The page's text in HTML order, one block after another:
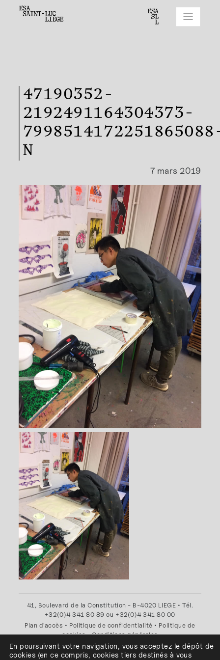
47190352-
2192491164304373-
N
7 mars 2019
41, Boulevard de la Constitution - B-4020 LIEGE • Tél.
+32(0)4 341 80 89 ou +32(0)4 341 80 00
Plan d'accès • Politique de confidentialité • Politique de
cookies•Conditions générales
l'ESA Saint-Luc Liège est membre du
En poursuivant votre navigation, vous acceptez le dépôt de
cookies (en ce compris, cookiestiers destinés à vous